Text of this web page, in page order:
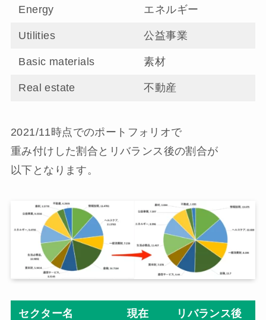
Energy エネルギー
Utilities 公益事業
Basic materials 素材
Real estate 不動産
2021/11時点でのポートフォリオで
重み付けした割合とリバランス後の割合が
以下となります。
セクター名
現在
リバランス後